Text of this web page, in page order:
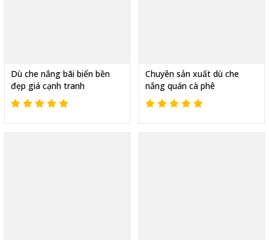
Dù che nắng bãi biển bền
đẹp giá cạnh tranh
Chuyên sản xuất dù che
nắng quán cà phê